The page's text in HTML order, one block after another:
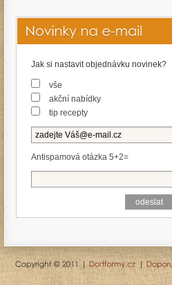
Jak si nastavit objednávku novinek?
vše
akční nabídky
tip recepty
Antispamová otázka 5+2=